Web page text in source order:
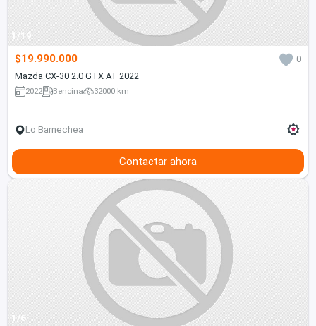
1/19
$19.990.000
0
Mazda CX-30 2.0 GTX AT 2022
2022 Bencina 32000 km
Lo Barnechea
Contactar ahora
1/6